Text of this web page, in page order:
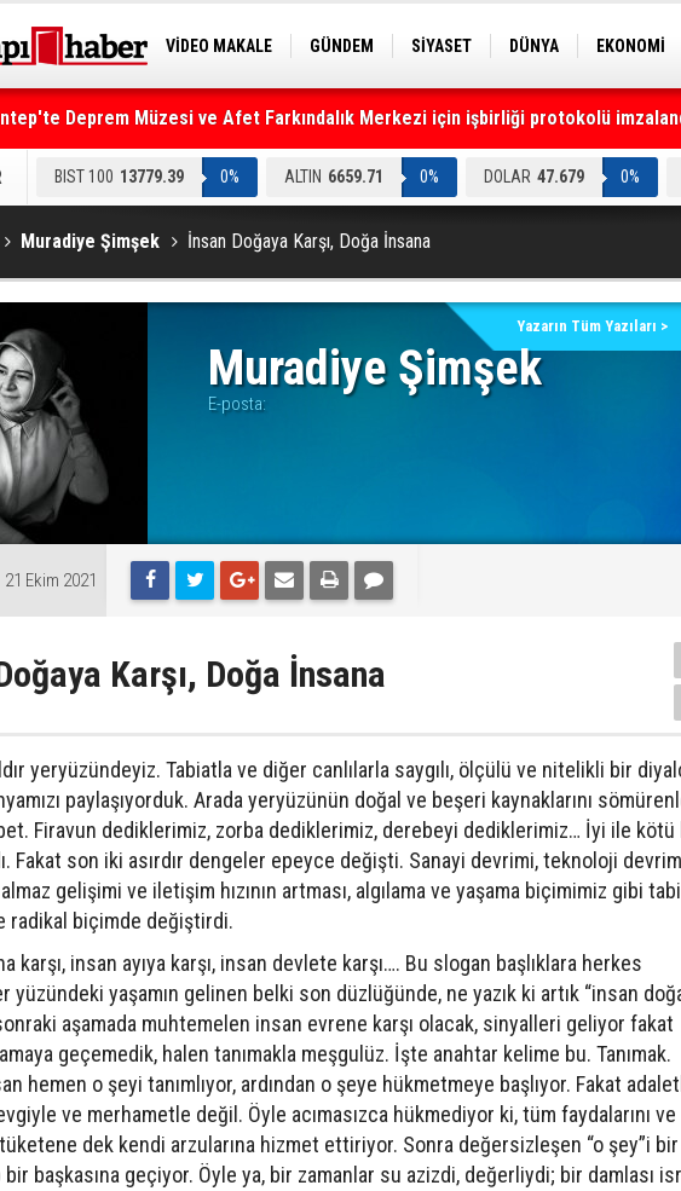
VİDEO MAKALE GÜNDEM SİYASET DÜNYA EKONOMİ
Deprem Müzesi ve Afet Farkındalık Merkezi için işbirliği protokolü
BIST 100 13779.39 0% ALTIN 6659.71 0% DOLAR 47.679 0%
Muradiye Şimşek İnsan Doğaya Karşı, Doğa İnsana
Muradiye Şimşek
E-posta:
Yazarın Tüm Yazıları >
21 Ekim 2021
Karşı, Doğa İnsana
yeryüzündeyiz. Tabiatla ve diğer canlılarla saygılı, ölçülü ve nitelikli bir
paylaşıyorduk. Arada yeryüzünün doğal ve beşeri kaynaklarını
Firavun dediklerimiz, zorba dediklerimiz, derebeyi dediklerimiz… İyi ile kötü
Fakat son iki asırdır dengeler epeyce değişti. Sanayi devrimi, teknoloji
gelişimi ve iletişim hızının artması, algılama ve yaşama biçimimiz gibi
radikal biçimde değiştirdi.
karşı, insan ayıya karşı, insan devlete karşı…. Bu slogan başlıklara herkes
yüzündeki yaşamın gelinen belki son düzlüğünde, ne yazık ki artık “insan
aşamada muhtemelen insan evrene karşı olacak, sinyalleri geliyor fakat
geçemedik, halen tanımakla meşgulüz. İşte anahtar kelime bu. Tanımak.
hemen o şeyi tanımlıyor, ardından o şeye hükmetmeye başlıyor. Fakat
ve merhametle değil. Öyle acımasızca hükmediyor ki, tüm faydalarını ve
dek kendi arzularına hizmet ettiriyor. Sonra değersizleşen “o şey”i bir
bir başkasına geçiyor. Öyle ya, bir zamanlar su azizdi, değerliydi; bir damlası